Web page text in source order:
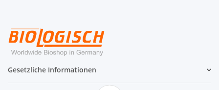
Gesetzliche Informationen